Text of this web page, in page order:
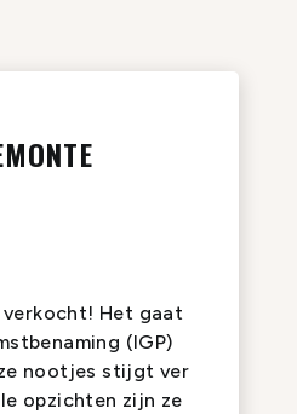
Het gaat
(IGP)
nootjes stijgt ver
opzichten zijn ze